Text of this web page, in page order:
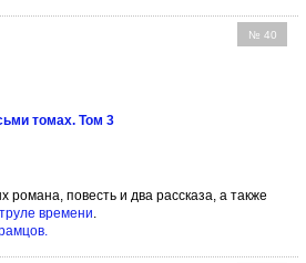
№ 40
томах. Том 3
романа, повесть и два рассказа, а также
времени.
.